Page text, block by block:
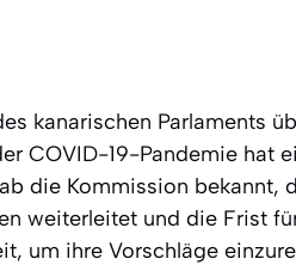
kanarischen Parlaments
COVID-19-Pandemie hat
die Kommission bekannt,
weiterleitet und die Frist
um ihre Vorschläge